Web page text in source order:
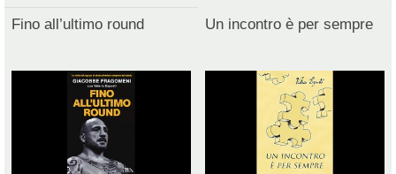
Fino all’ultimo round Un incontro è per sempre